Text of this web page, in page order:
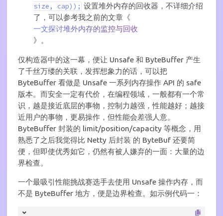
size, cap)); 设置堆外内存的回收器，不详细介绍
了，可以参考我之前的文章《
一文探讨堆外内存的监控与回收
》。
仅构造器中的这一幕，便让 Unsafe 和 ByteBuffer 产生
了千丝万缕的关联，发挥想象力的话，可以把
ByteBuffer 看做是 Unsafe 一系列内存操作 API 的 safe
版本。而安全一定有代价，在编程领域，一般都有一个常
识，越是接近底层的事物，控制力越强，性能越好；越接
近用户的事物，更易操作，但性能会差强人意。
ByteBuffer 封装的 limit/position/capacity 等概念，用
熟悉了之后我觉得比 Netty 后封装 的 ByteBuf 还要简
便，但即使优秀如它，仍然有被人嫌弃的一面：大量的边
界检查。
一个最吸引性能挑战赛选手去使用 Unsafe 操作内存，而
不是 ByteBuffer 地方，便是边界检查。如示例代码一：